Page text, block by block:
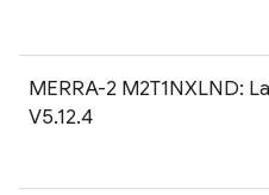
MERRA-2 M2T1NXLND:
V5.12.4